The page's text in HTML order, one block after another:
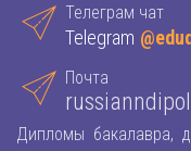
Телеграм чат
Telegram
Почта
Дипломы бакалавра,